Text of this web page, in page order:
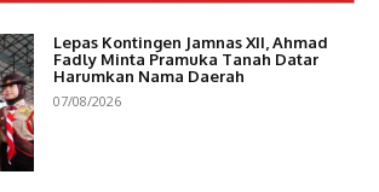
Lepas Kontingen Jamnas XII, Ahmad
Fadly Minta Pramuka Tanah Datar
Harumkan Nama Daerah
07/08/2026